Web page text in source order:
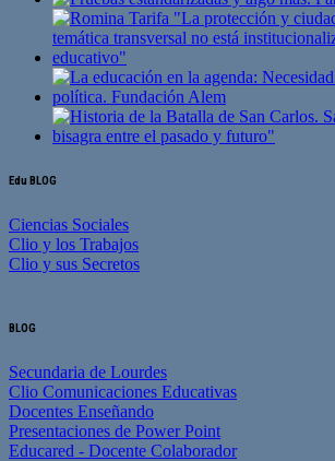
Edu BLOG
Ciencias Sociales
Clio y los Trabajos
Clio y sus Secretos
BLOG
Secundaria de Lourdes
Clio Comunicaciones Educativas
Docentes Enseñando
Presentaciones de Power Point
Educared - Docente Colaborador